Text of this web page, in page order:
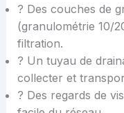
? Des couches de
(granulométrie 10/
filtration.
? Un tuyau de
collecter et
? Des regards de